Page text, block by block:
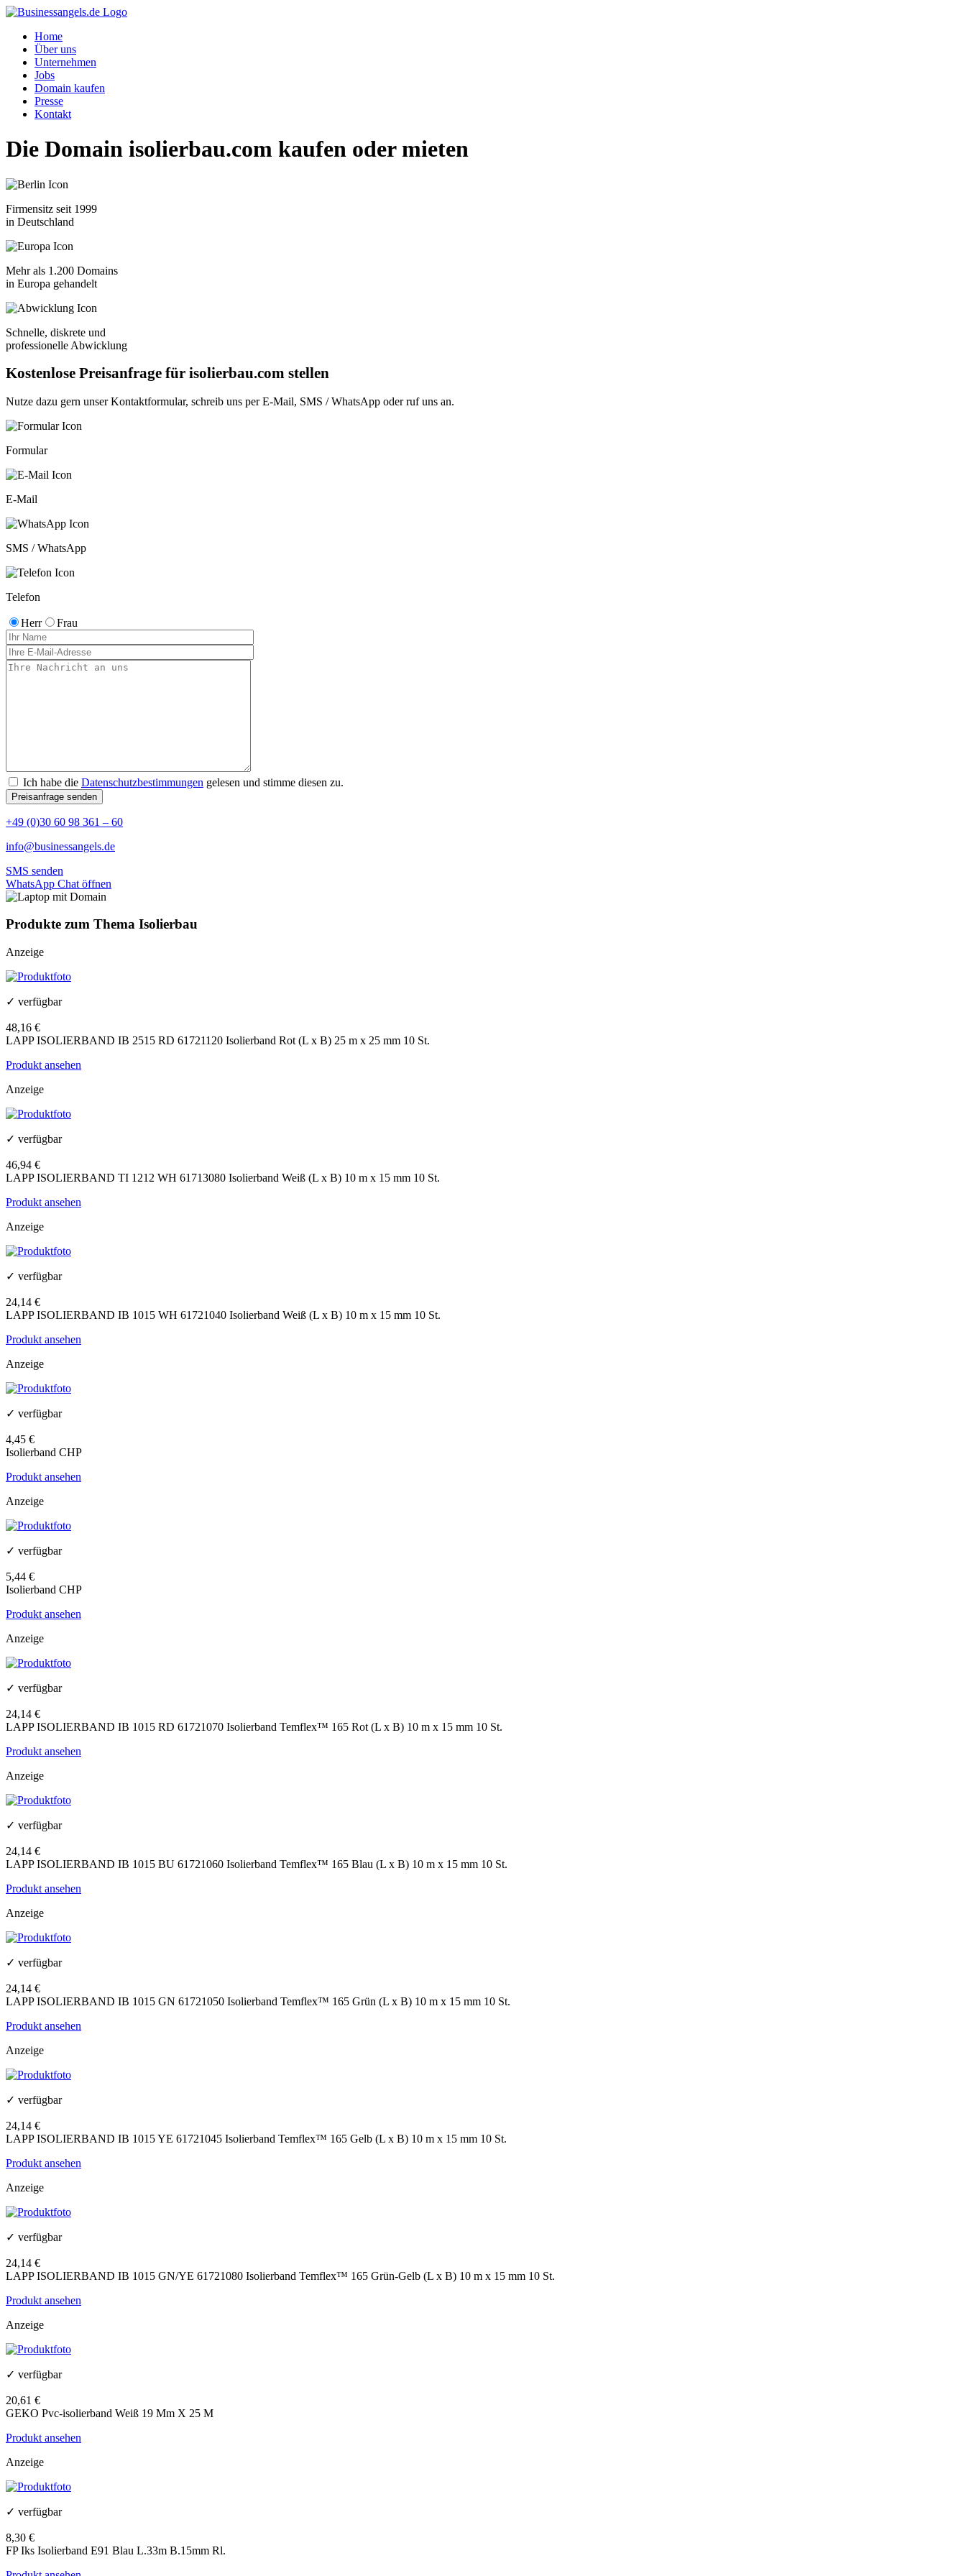
Home
Über uns
Unternehmen
Jobs
Domain kaufen
Presse
Kontakt
Die Domain isolierbau.com kaufen oder mieten
Firmensitz seit 1999
in Deutschland
Mehr als 1.200 Domains
in Europa gehandelt
Schnelle, diskrete und
professionelle Abwicklung
Kostenlose Preisanfrage für isolierbau.com stellen
Nutze dazu gern unserKontaktformular, schreib uns perE-Mail, SMS / WhatsApp oderruf uns an.
Formular
E-Mail
SMS / WhatsApp
Telefon
Herr Frau
Ich habe die Datenschutzbestimmungen gelesen und stimme diesen zu.
+49 (0)30 60 98 361 – 60
info@businessangels.de
SMS senden
WhatsApp Chat öffnen
Produkte zum Thema Isolierbau
Anzeige
✓ verfügbar
48,16 €
LAPP ISOLIERBAND IB 2515 RD 61721120 Isolierband Rot (L x B) 25 m x 25 mm 10 St.
Produkt ansehen
Anzeige
✓ verfügbar
46,94 €
LAPP ISOLIERBAND TI 1212 WH 61713080 Isolierband Weiß (L x B) 10 m x 15 mm 10 St.
Produkt ansehen
Anzeige
✓ verfügbar
24,14 €
LAPP ISOLIERBAND IB 1015 WH 61721040 Isolierband Weiß (L x B) 10 m x 15 mm 10 St.
Produkt ansehen
Anzeige
✓ verfügbar
4,45 €
Isolierband CHP
Produkt ansehen
Anzeige
✓ verfügbar
5,44 €
Isolierband CHP
Produkt ansehen
Anzeige
✓ verfügbar
24,14 €
LAPP ISOLIERBAND IB 1015 RD 61721070 Isolierband Temflex™ 165 Rot (L x B) 10 m x 15 mm 10 St.
Produkt ansehen
Anzeige
✓ verfügbar
24,14 €
LAPP ISOLIERBAND IB 1015 BU 61721060 Isolierband Temflex™ 165 Blau (L x B) 10 m x 15 mm 10 St.
Produkt ansehen
Anzeige
✓ verfügbar
24,14 €
LAPP ISOLIERBAND IB 1015 GN 61721050 Isolierband Temflex™ 165 Grün (L x B) 10 m x 15 mm 10 St.
Produkt ansehen
Anzeige
✓ verfügbar
24,14 €
LAPP ISOLIERBAND IB 1015 YE 61721045 Isolierband Temflex™ 165 Gelb (L x B) 10 m x 15 mm 10 St.
Produkt ansehen
Anzeige
✓ verfügbar
24,14 €
LAPP ISOLIERBAND IB 1015 GN/YE 61721080 Isolierband Temflex™ 165 Grün-Gelb (L x B) 10 m x 15 mm 10 St.
Produkt ansehen
Anzeige
✓ verfügbar
20,61 €
GEKO Pvc-isolierband Weiß 19 Mm X 25 M
Produkt ansehen
Anzeige
✓ verfügbar
8,30 €
FP Iks Isolierband E91 Blau L.33m B.15mm Rl.